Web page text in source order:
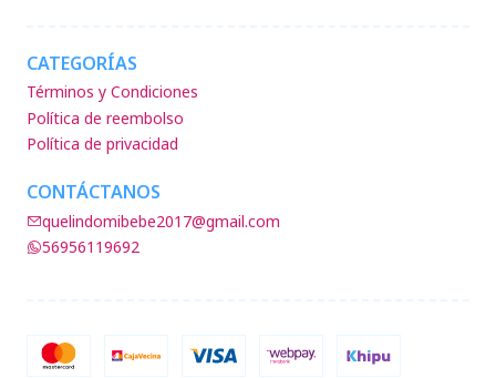
CATEGORÍAS
Términos y Condiciones
Política de reembolso
Política de privacidad
CONTÁCTANOS
quelindomibebe2017@gmail.com
56956119692